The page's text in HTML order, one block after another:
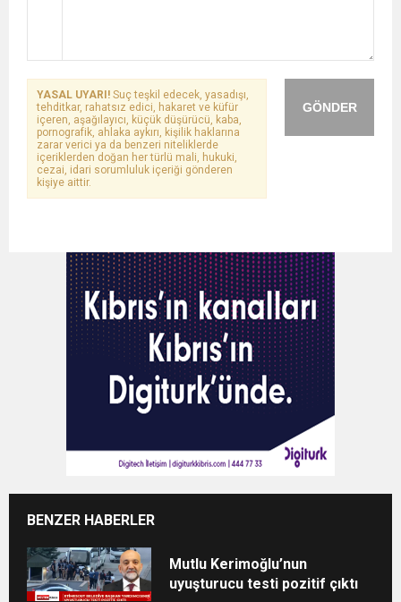
GÖNDER
YASAL UYARI! Suç teşkil edecek, yasadışı,
tehditkar, rahatsız edici, hakaret ve küfür
içeren, aşağılayıcı, küçük düşürücü, kaba,
pornografik, ahlaka aykırı, kişilik haklarına
zarar verici ya da benzeri niteliklerde
içeriklerden doğan her türlü mali, hukuki,
cezai, idari sorumluluk içeriği gönderen
kişiye aittir.
BENZER HABERLER
Mutlu Kerimoğlu’nun
uyuşturucu testi pozitif çıktı